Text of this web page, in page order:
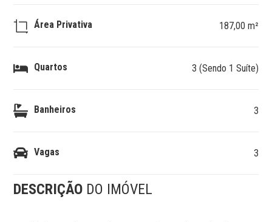
Área Privativa 187,00 m²
Quartos 3 (Sendo 1 Suíte)
Banheiros 3
Vagas 3
DESCRIÇÃO DO IMÓVEL